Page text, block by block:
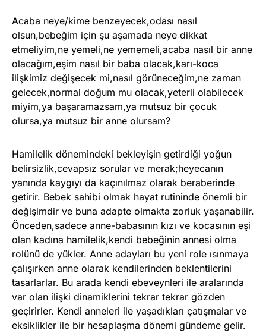
Acaba neye/kime benzeyecek,odası nasıl
olsun,bebeğim için şu aşamada neye dikkat
etmeliyim,ne yemeli,ne yememeli,acaba nasıl bir anne
olacağım,eşim nasıl bir baba olacak,karı-koca
ilişkimiz değişecek mi,nasıl görüneceğim,ne zaman
gelecek,normal doğum mu olacak,yeterli olabilecek
miyim,ya başaramazsam,ya mutsuz bir çocuk
olursa,ya mutsuz bir anne olursam?
Hamilelik dönemindeki bekleyişin getirdiği yoğun
belirsizlik,cevapsız sorular ve merak;heyecanın
yanında kaygıyı da kaçınılmaz olarak beraberinde
getirir. Bebek sahibi olmak hayat rutininde önemli bir
değişimdir ve buna adapte olmakta zorluk yaşanabilir.
Önceden,sadece anne-babasının kızı ve kocasının eşi
olan kadına hamilelik,kendi bebeğinin annesi olma
rolünü de yükler. Anne adayları bu yeni role ısınmaya
çalışırken anne olarak kendilerinden beklentilerini
tasarlarlar. Bu arada kendi ebeveynleri ile aralarında
var olan ilişki dinamiklerini tekrar tekrar gözden
geçirirler. Kendi anneleri ile yaşadıkları çatışmalar ve
eksiklikler ile bir hesaplaşma dönemi gündeme gelir.